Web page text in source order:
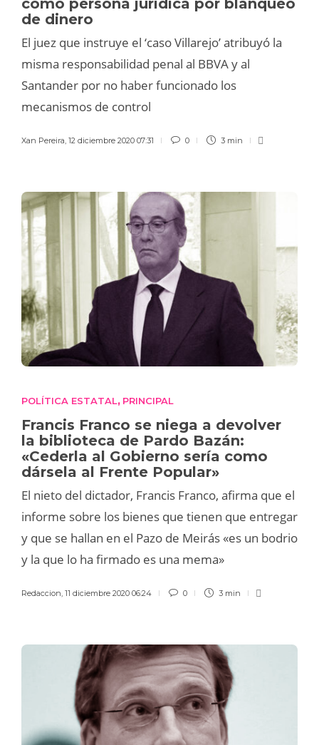
como persona jurídica por blanqueo
de dinero
El juez que instruye el ‘caso Villarejo’ atribuyó la
misma responsabilidad penal al BBVA y al
Santander por no haber funcionado los
mecanismos de control
Xan Pereira, 12 diciembre 2020 07:31 0 3 min
POLÍTICA ESTATAL, PRINCIPAL
Francis Franco se niega a devolver
la biblioteca de Pardo Bazán:
«Cederla al Gobierno sería como
dársela al Frente Popular»
El nieto del dictador, Francis Franco, afirma que el
informe sobre los bienes que tienen que entregar
y que se hallan en el Pazo de Meirás «es un bodrio
y la que lo ha firmado es una mema»
Redaccion 11 diciembre 2020 06:24 0 3 min